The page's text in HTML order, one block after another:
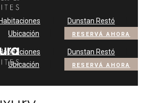
Dunstan Restó
Ubicación RESERVÁ AHORA
Habitaciones
Dunstan Restó
Ubicación RESERVÁ AHORA